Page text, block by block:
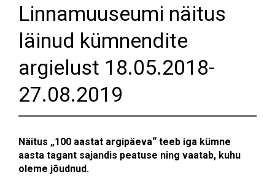
Linnamuuseumi näitus
läinud kümnendite
argielust 18.05.2018-
27.08.2019
Näitus „100 aastat argipäeva“ teeb iga kümne
aasta tagant sajandis peatuse ning vaatab, kuhu
oleme jõudnud.